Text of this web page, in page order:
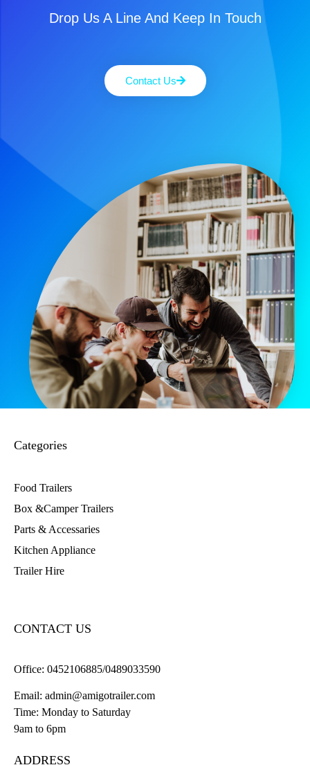
Drop Us A Line And Keep In Touch
Contact Us
Categories
Food Trailers
Box &Camper Trailers
Parts & Accessaries
Kitchen Appliance
Trailer Hire
CONTACT US
Office: 0452106885/0489033590
Email: admin@amigotrailer.com
Time: Monday to Saturday
9am to 6pm
ADDRESS